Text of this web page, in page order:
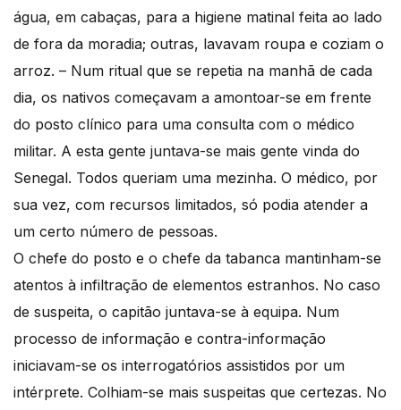
água, em cabaças, para a higiene matinal feita ao lado
de fora da moradia; outras, lavavam roupa e coziam o
arroz. – Num ritual que se repetia na manhã de cada
dia, os nativos começavam a amontoar-se em frente
do posto clínico para uma consulta com o médico
militar. A esta gente juntava-se mais gente vinda do
Senegal. Todos queriam uma mezinha. O médico, por
sua vez, com recursos limitados, só podia atender a
um certo número de pessoas.
O chefe do posto e o chefe da tabanca mantinham-se
atentos à infiltração de elementos estranhos. No caso
de suspeita, o capitão juntava-se à equipa. Num
processo de informação e contra-informação
iniciavam-se os interrogatórios assistidos por um
intérprete. Colhiam-se mais suspeitas que certezas. No